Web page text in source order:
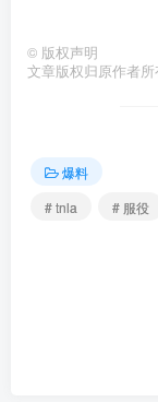
© 版权声明
文章版权归原作者所
爆料
# tnla
# 服役